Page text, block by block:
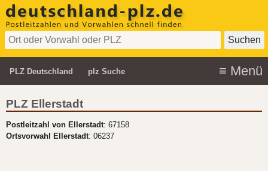
PLZ Deutschland plz Suche
PLZ Ellerstadt
Postleitzahl von Ellerstadt: 67158
Ortsvorwahl Ellerstadt: 06237